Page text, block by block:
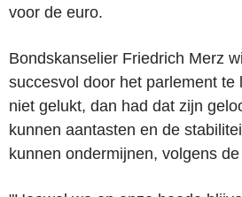
voor de euro.
Bondskanselier Friedrich Merz
succesvol door het parlement te
niet gelukt, dan had dat zijn
kunnen aantasten en de
kunnen ondermijnen, volgens